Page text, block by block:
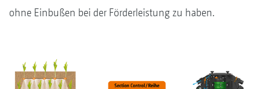
ohne Einbußen bei der Förderleistung zu haben.